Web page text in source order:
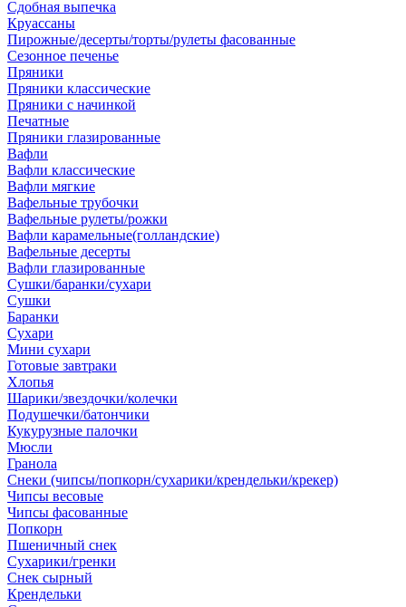
Сдобная выпечка
Круассаны
Пирожные/десерты/торты/рулеты фасованные
Сезонное печенье
Пряники
Пряники классические
Пряники с начинкой
Печатные
Пряники глазированные
Вафли
Вафли классические
Вафли мягкие
Вафельные трубочки
Вафельные рулеты/рожки
Вафли карамельные(голландские)
Вафельные десерты
Вафли глазированные
Сушки/баранки/сухари
Сушки
Баранки
Сухари
Мини сухари
Готовые завтраки
Хлопья
Шарики/звездочки/колечки
Подушечки/батончики
Кукурузные палочки
Мюсли
Гранола
Снеки (чипсы/попкорн/сухарики/крендельки/крекер)
Чипсы весовые
Чипсы фасованные
Попкорн
Пшеничный снек
Сухарики/гренки
Снек сырный
Крендельки